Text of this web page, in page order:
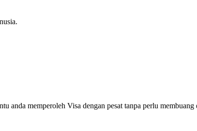
anda memperoleh Visa dengan pesat tanpa perlu membuang